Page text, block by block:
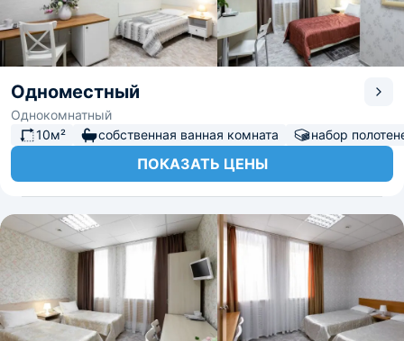
Одноместный
Однокомнатный
10м²
собственная ванная комната набор
ПОКАЗАТЬ ЦЕНЫ